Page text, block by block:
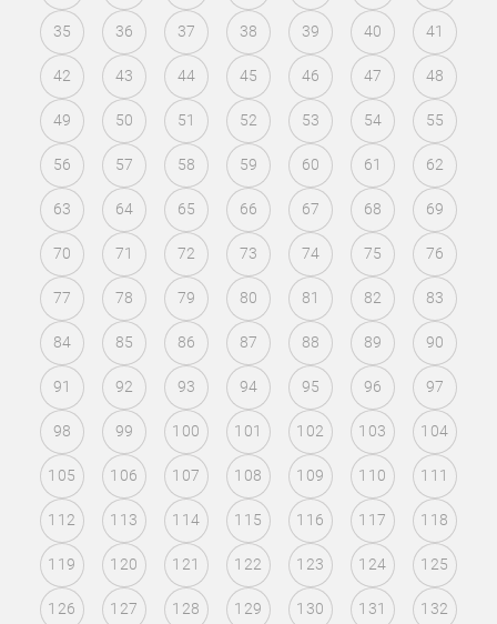
35 36 37 38 39 40 41
42 43 44 45 46 47 48
49 50 51 52 53 54 55
56 57 58 59 60 61 62
63 64 65 66 67 68 69
70 71 72 73 74 75 76
77 78 79 80 81 82 83
84 85 86 87 88 89 90
91 92 93 94 95 96 97
98 99 100 101 102 103 104
105 106 107 108 109 110 111
112 113 114 115 116 117 118
119 120 121 122 123 124 125
126 127 128 129 130 131 132